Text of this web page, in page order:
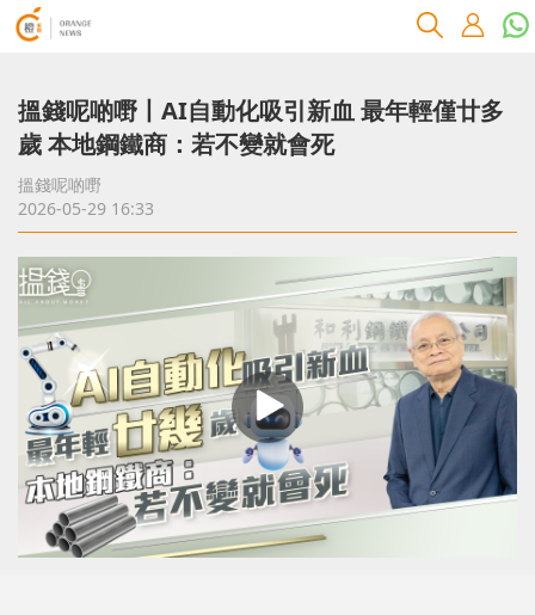
搵錢呢啲嘢丨AI自動化吸引新血 最年輕僅廿多
歲 本地鋼鐵商：若不變就會死
搵錢呢啲嘢
2026-05-29 16:33